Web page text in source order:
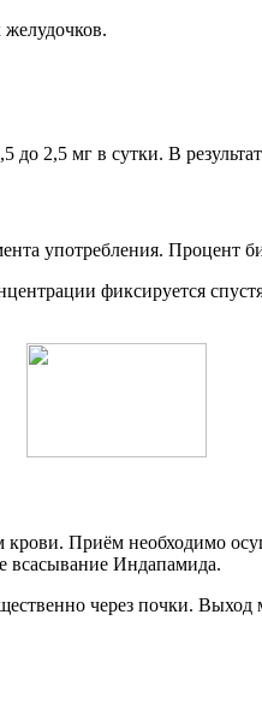
2,5 мг в сутки. В
употребления. Процент
фиксируется
крови. Приём необходимо
всасывание Индапамида.
через почки.